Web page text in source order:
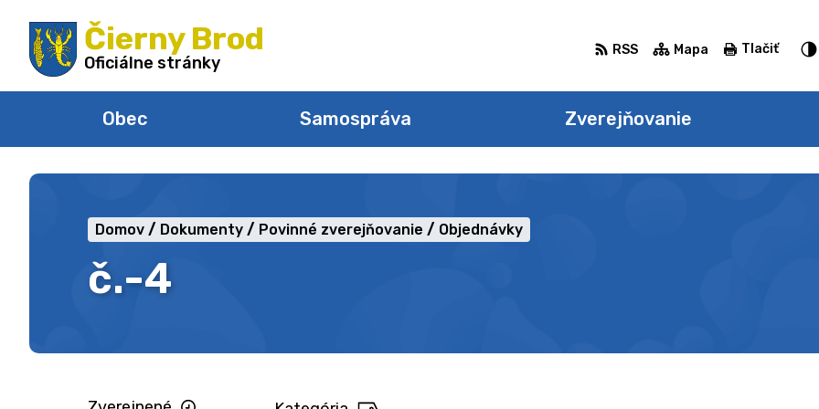
na
obsah
Čierny Brod
Oficiálne stránky
Obec Samospráva Zverejňovanie
RSS Mapa Tlačiť
č.-4
Domov Dokumenty Povinné zverejňovanie Objednávky